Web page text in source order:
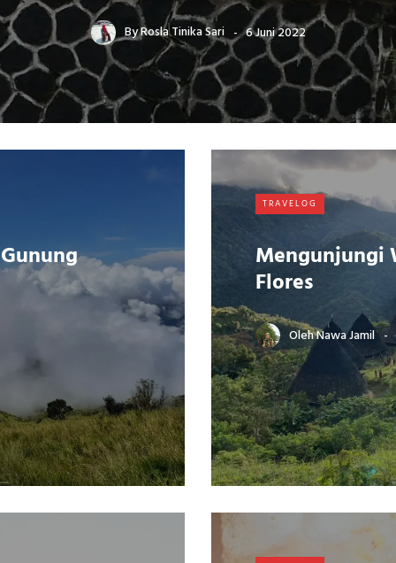
ByRosla Tinika Sari 6 Juni 2022
TRAVELOG
Mengunjungi
Flores
OlehNawa Jamil